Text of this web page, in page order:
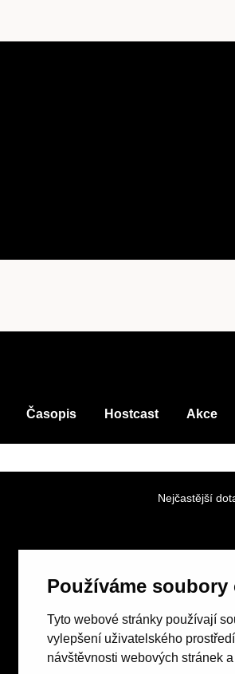
Používáme soubory
Tyto webové stránky používají
vylepšení uživatelského
návštěvnosti webových stránek
Časopis Hostcast Akce
Nejčastější